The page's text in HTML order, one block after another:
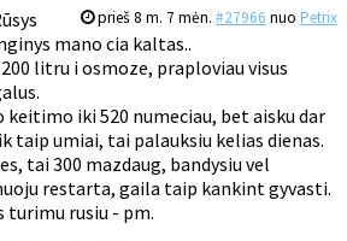
prieš 8 m. 7 mėn. #27966 nuo Petrix
mano cia kaltas..
litru i osmoze, praploviau visus
keitimo iki 520 numeciau, bet aisku dar
taip umiai, tai palauksiu kelias dienas.
tai 300 mazdaug, bandysiu vel
restarta, gaila taip kankint gyvasti.
turimu rusiu - pm.